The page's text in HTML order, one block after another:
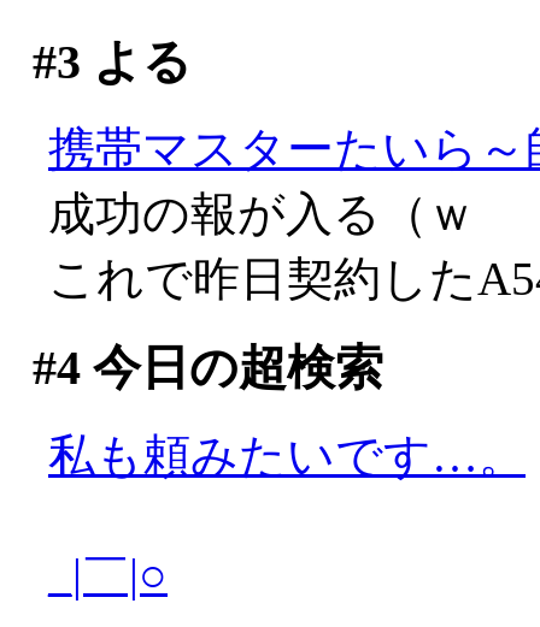
#3 よる
携帯マスターたいら～
成功の報が入る（ｗ
これで昨日契約した
#4今日の超検索
私も頼みたいです…。
_|￣|○